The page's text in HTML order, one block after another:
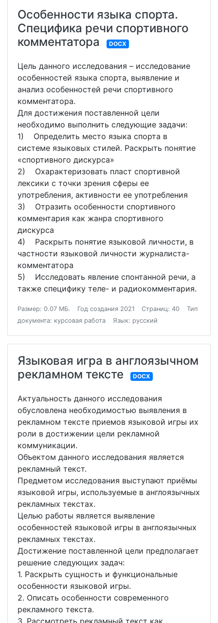
Особенности языка спорта.
Специфика речи спортивного
комментатора
DOCX
Цель данного исследования – исследование
особенностей языка спорта, выявление и
анализ особенностей речи спортивного
комментатора.
Для достижения поставленной цели
необходимо выполнить следующие задачи:
1) Определить место языка спорта в
системе языковых стилей. Раскрыть понятие
«спортивного дискурса»
2) Охарактеризовать пласт спортивной
лексики с точки зрения сферы ее
употребления, активности ее употребления
3) Отразить особенности спортивного
комментария как жанра спортивного
дискурса
4) Раскрыть понятие языковой личности, в
частности языковой личности журналиста-
комментатора
5) Исследовать явление спонтанной речи, а
также специфику теле- и радиокомментария.
Размер: 0.07 МБ. Год создания 2021 Страниц: 40
Тип
документа: курсовая работа
Язык: русский
Языковая игра в англоязычном
рекламном тексте
DOCX
Актуальность данного исследования
обусловлена необходимостью выявления в
рекламном тексте приемов языковой игры их
роли в достижении цели рекламной
коммуникации.
Объектом данного исследования является
рекламный текст.
Предметом исследования выступают приёмы
языковой игры, используемые в англоязычных
рекламных текстах.
Целью работы является выявление
особенностей языковой игры в англоязычных
рекламных текстах.
Достижение поставленной цели предполагает
решение следующих задач:
1. Раскрыть сущность и функциональные
особенности языковой игры.
2. Описать особенности современного
рекламного текста.